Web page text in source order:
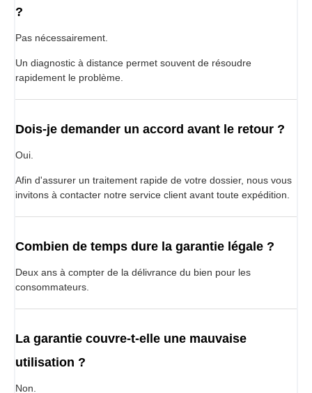
?
Pas nécessairement.
Un diagnostic à distance permet souvent de résoudre
rapidement le problème.
Dois-je demander un accord avant le retour ?
Oui.
Afin d'assurer un traitement rapide de votre dossier, nous vous
invitons à contacter notre service client avant toute expédition.
Combien de temps dure la garantie légale ?
Deux ans à compter de la délivrance du bien pour les
consommateurs.
La garantie couvre-t-elle une mauvaise
utilisation ?
Non.